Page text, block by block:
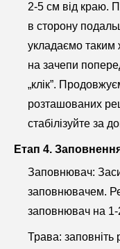
2-5 см від краю.
в сторону
укладаємо
на зачепи
„клік”.
розташованих
стабілізуйте за
Етап 4.
Заповнювач:
заповнювачем.
заповнювач на 1-
Трава: